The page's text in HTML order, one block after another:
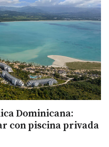
Dominicana:
con piscina privada